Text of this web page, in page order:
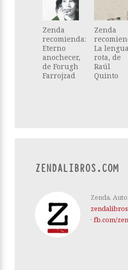
Zenda
recomienda:
Eterno
anochecer,
de Forugh
Farrojzad
Zenda
La lengua
rota, de
Raúl
Quinto
ZENDALIBROS.COM
Zenda.
· fb.com/